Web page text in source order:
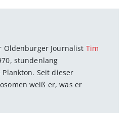
Oldenburger Journalist Tim
stundenlang
Seit dieser
weiß er, was er